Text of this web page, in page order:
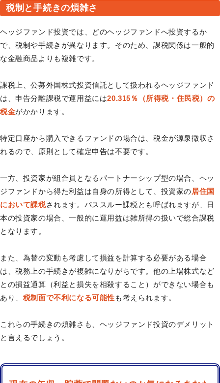
税制と手続きの煩雑さ
ヘッジファンド投資では、どのヘッジファンドへ投資するか
で、税制や手続きが異なります。そのため、課税関係は一般的
な金融商品よりも複雑です。
課税上、公募外国株式投資信託として扱われるヘッジファンド
は、申告分離課税で運用益には20.315％（所得税・住民税）の
税金がかかります。
特定口座から購入できるファンドの場合は、税金が源泉徴収さ
れるので、原則として確定申告は不要です。
一方、投資家が組合員となるパートナーシップ型の場合、ヘッ
ジファンドから得た利益は自身の所得として、投資家の居住国
において課税されます。パススルー課税とも呼ばれますが、日
本の投資家の場合、一般的に運用益は雑所得の扱いで総合課税
となります。
また、為替の変動も考慮して損益を計算する必要がある場合
は、税務上の手続きが複雑になりがちです。他の上場株式など
との損益通算（利益と損失を相殺すること）ができない場合も
あり、 税制面で不利になる可能性 も考えられます。
これらの手続きの煩雑さも、ヘッジファンド投資のデメリット
と言えるでしょう。